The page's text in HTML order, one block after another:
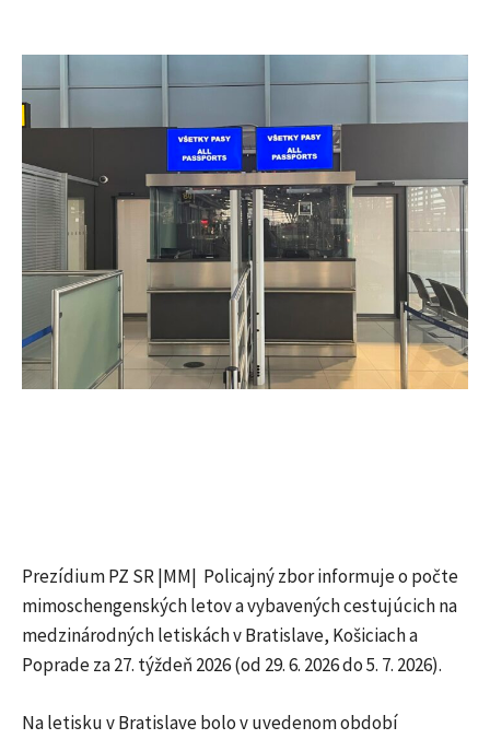
Prezídium PZ SR |MM| Policajný zbor informuje o počte
mimoschengenských letov a vybavených cestujúcich na
medzinárodných letiskách v Bratislave, Košiciach a
Poprade za 27. týždeň 2026 (od 29. 6. 2026 do 5. 7. 2026).
Na letisku v Bratislave bolo v uvedenom období